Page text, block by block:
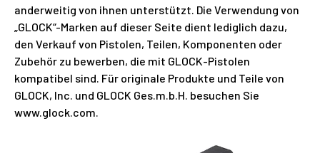
anderweitig von ihnen unterstützt. Die Verwendung von
„GLOCK“-Marken auf dieser Seite dient lediglich dazu,
den Verkauf von Pistolen, Teilen, Komponenten oder
Zubehör zu bewerben, die mit GLOCK-Pistolen
kompatibel sind. Für originale Produkte und Teile von
GLOCK, Inc. und GLOCK Ges.m.b.H. besuchen Sie
www.glock.com.